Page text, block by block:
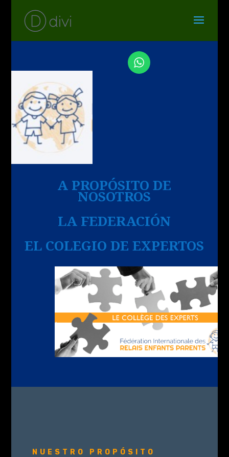
A PROPÓSITO DE
NOSOTROS
LA FEDERACIÓN
EL COLEGIO DE EXPERTOS
NUESTRO PROPÓSITO